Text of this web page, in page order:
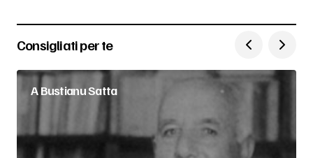
Consigliati per te
A Bustianu Satta